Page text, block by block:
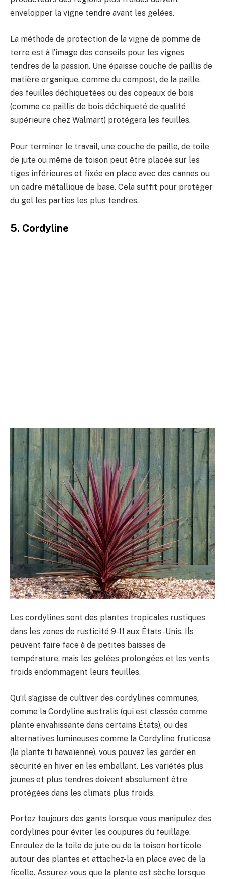
envelopper la vigne tendre avant les gelées.
La méthode de protection de la vigne de pomme de
terre est à l’image des conseils pour les vignes
tendres de la passion. Une épaisse couche de paillis de
matière organique, comme du compost, de la paille,
des feuilles déchiquetées ou des copeaux de bois
(comme ce paillis de bois déchiqueté de qualité
supérieure chez Walmart) protégera les feuilles.
Pour terminer le travail, une couche de paille, de toile
de jute ou même de toison peut être placée sur les
tiges inférieures et fixée en place avec des cannes ou
un cadre métallique de base. Cela suffit pour protéger
du gel les parties les plus tendres.
5. Cordyline
Les cordylines sont des plantes tropicales rustiques
dans les zones de rusticité 9-11 aux États-Unis. Ils
peuvent faire face à de petites baisses de
température, mais les gelées prolongées et les vents
froids endommagent leurs feuilles.
Qu’il s’agisse de cultiver des cordylines communes,
comme la Cordyline australis (qui est classée comme
plante envahissante dans certains États), ou des
alternatives lumineuses comme la Cordyline fruticosa
(la plante ti hawaïenne), vous pouvez les garder en
sécurité en hiver en les emballant. Les variétés plus
jeunes et plus tendres doivent absolument être
protégées dans les climats plus froids.
Portez toujours des gants lorsque vous manipulez des
cordylines pour éviter les coupures du feuillage.
Enroulez de la toile de jute ou de la toison horticole
autour des plantes et attachez-la en place avec de la
ficelle. Assurez-vous que la plante est sèche lorsque